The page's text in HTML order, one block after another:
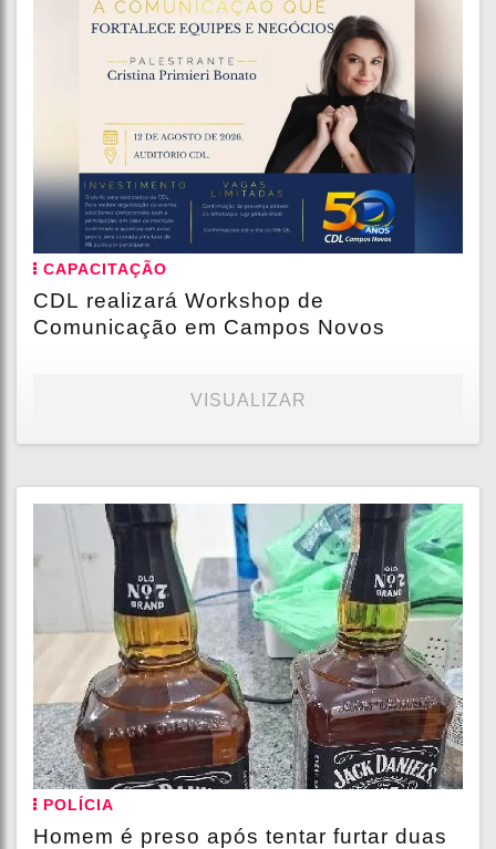
CAPACITAÇÃO
CDL realizará Workshop de
Comunicação em Campos Novos
VISUALIZAR
POLÍCIA
Homem é preso após tentar furtar duas